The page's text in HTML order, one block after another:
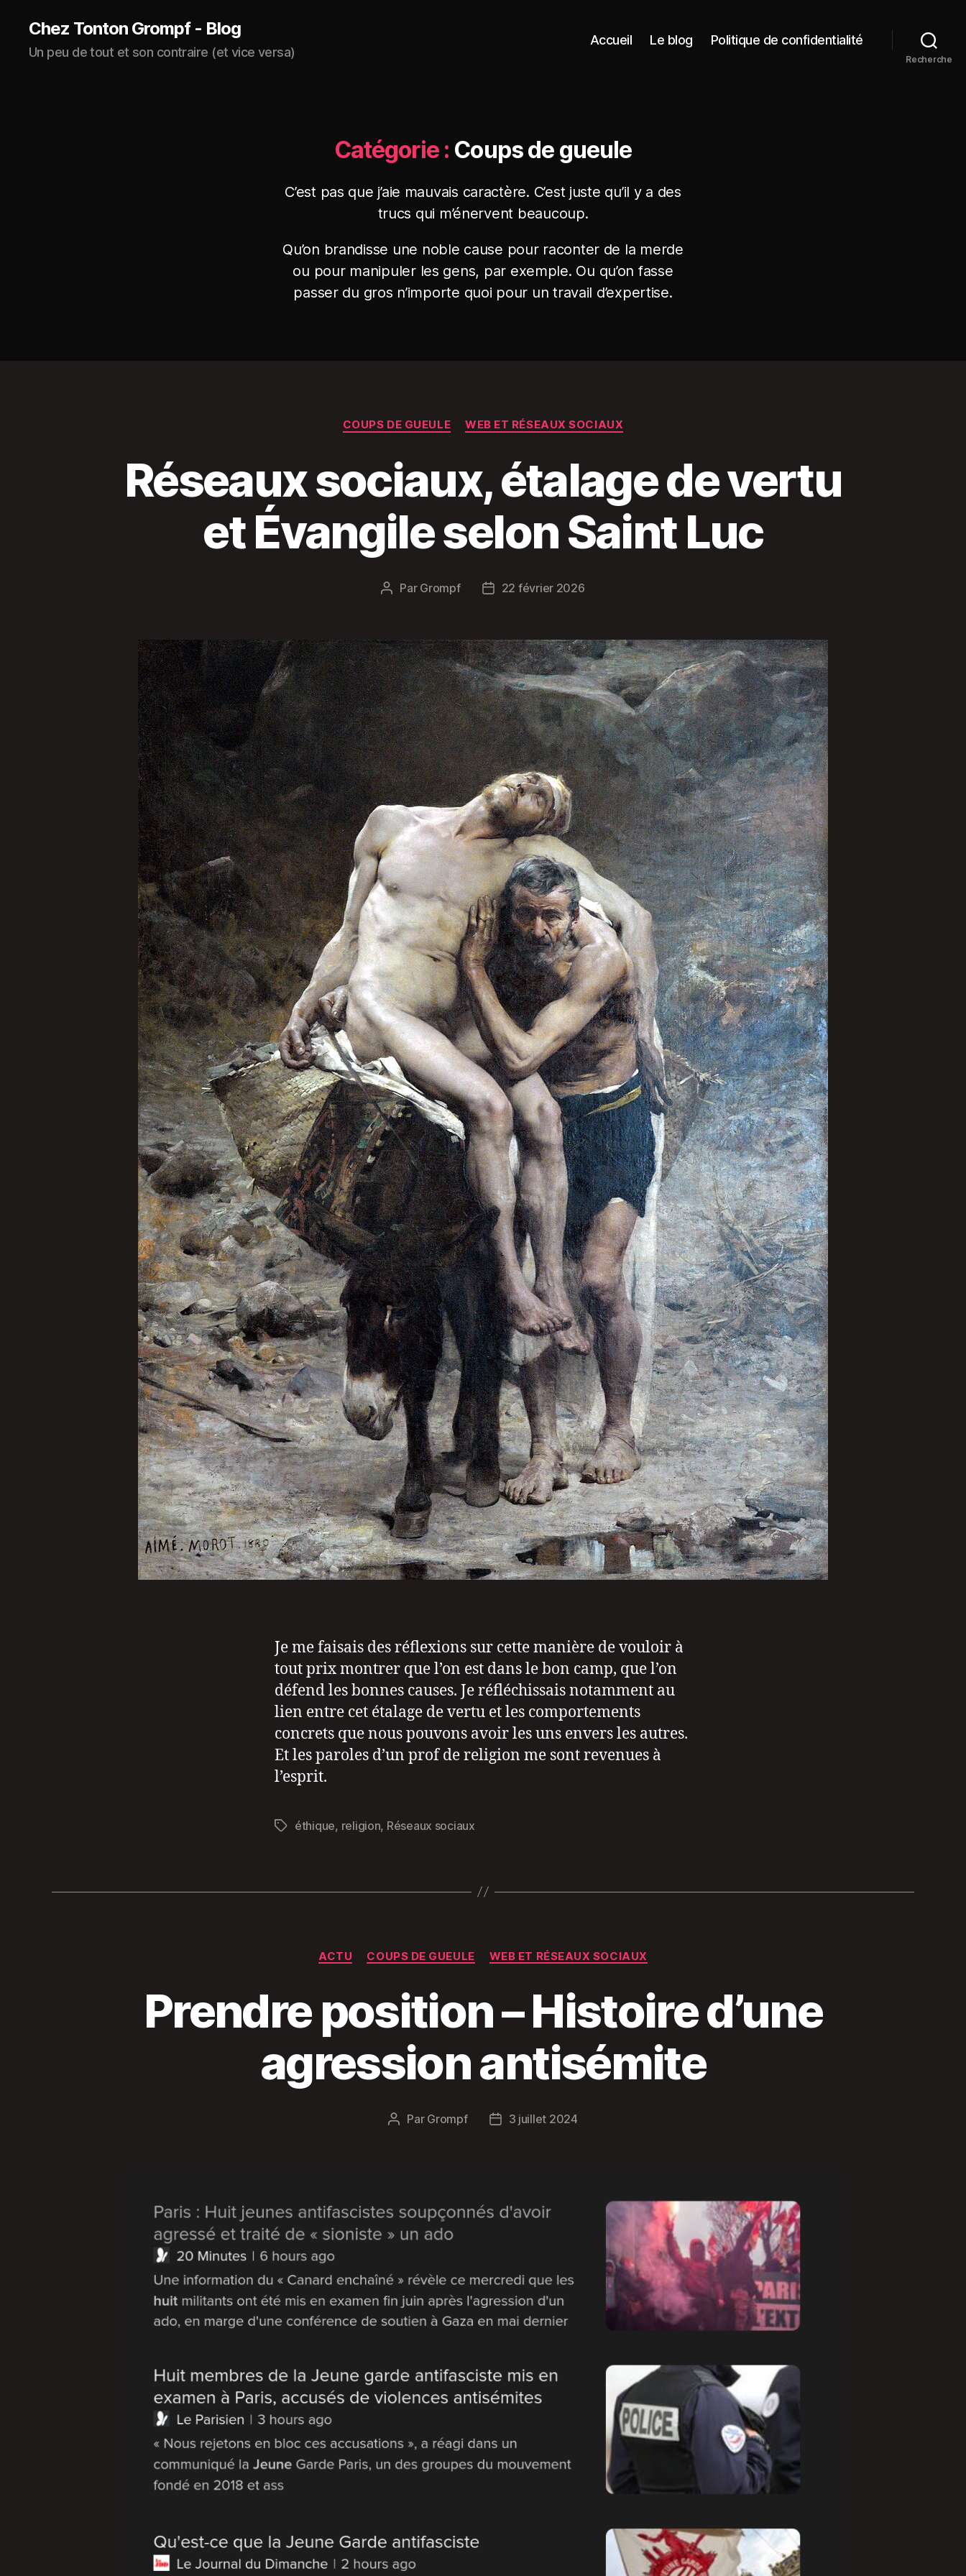
Chez Tonton Grompf - Blog
Un peu de tout et son contraire (et vice versa)
Accueil Le blog Politique de confidentialité
Recherche
Catégorie : Coups de gueule
C’est pas que j’aie mauvais caractère. C’est juste qu’il y a des
trucs qui m’énervent beaucoup.
Qu’on brandisse une noble cause pour raconter de la merde
ou pour manipuler les gens, par exemple. Ou qu’on fasse
passer du gros n’importe quoi pour un travail d’expertise.
Catégories
COUPS DE GUEULE WEB ET RÉSEAUX SOCIAUX
Réseaux sociaux, étalage de vertu
et Évangile selon Saint Luc
Auteur
Par Grompf
Date22 février 2026
Je me faisais des réflexions sur cette manière de vouloir à
tout prix montrer que l’on est dans le bon camp, que l’on
défend les bonnes causes. Je réfléchissais notamment au
lien entre cet étalage de vertu et les comportements
concrets que nous pouvons avoir les uns envers les autres.
Et les paroles d’un prof de religion me sont revenues à
l’esprit.
Étiquettes
éthique, religion, Réseaux sociaux
Catégories
ACTU COUPS DE GUEULE WEB ET RÉSEAUX SOCIAUX
Prendre position – Histoire d’une
agression antisémite
Auteur
Par Grompf
Date3 juillet 2024